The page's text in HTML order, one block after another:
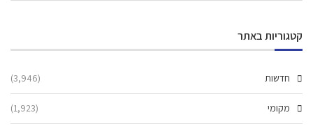
קטגוריות באתר
חדשות (3,946)
מקומי (1,923)